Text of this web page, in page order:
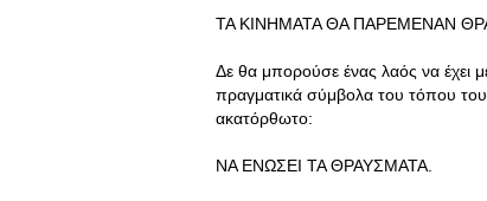
ΤΑ ΚΙΝΗΜΑΤΑ ΘΑ ΠΑΡΕΜΕΝΑΝ
Δε θα μπορούσε ένας λαός να έχει
πραγματικά σύμβολα του τόπου
ακατόρθωτο:
ΝΑ ΕΝΩΣΕΙ ΤΑ ΘΡΑΥΣΜΑΤΑ.